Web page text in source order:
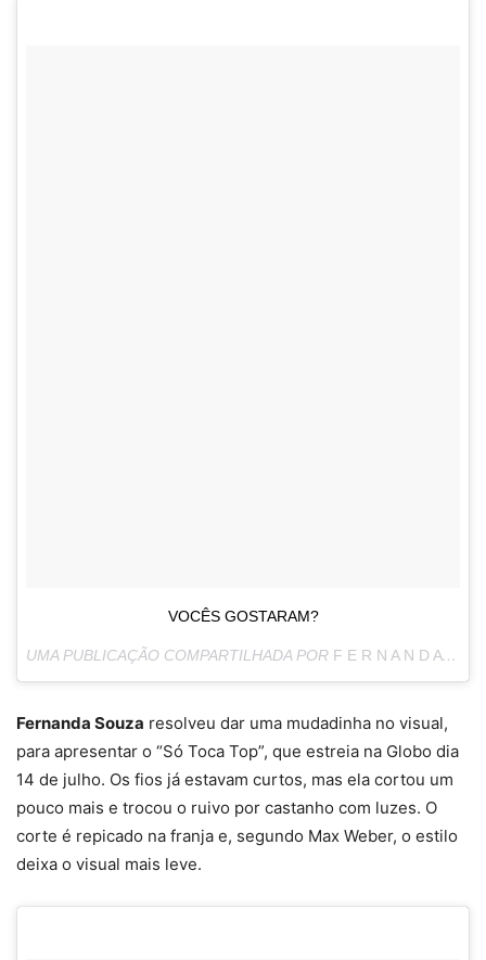
VOCÊS GOSTARAM?
UMA PUBLICAÇÃO COMPARTILHADA POR F E R N A N D A S O U Z A
Fernanda Souza resolveu dar uma mudadinha no visual,
para apresentar o “Só Toca Top”, que estreia na Globo dia
14 de julho. Os fios já estavam curtos, mas ela cortou um
pouco mais e trocou o ruivo por castanho com luzes. O
corte é repicado na franja e, segundo Max Weber, o estilo
deixa o visual mais leve.